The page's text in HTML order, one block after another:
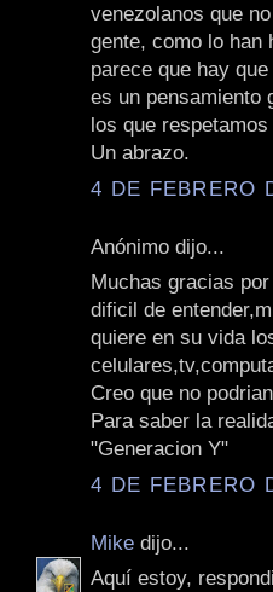
venezolanos que
gente, como lo han
parece que hay
es un pensamiento
los que
Un abrazo.
4 DE FEBRERO
Anónimo dijo...
Muchas gracias
dificil de
quiere en su vida
Creo que no
Para saber la
"Generacion Y"
4 DE FEBRERO
Mike dijo...
Aquí estoy,